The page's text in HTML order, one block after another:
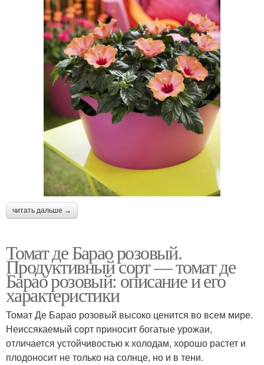
читать дальше →
Томат де Барао розовый.
Продуктивный сорт — томат де
Барао розовый: описание и его
характеристики
Томат Де Барао розовый высоко ценится во всем мире.
Неиссякаемый сорт приносит богатые урожаи,
отличается устойчивостью к холодам, хорошо растет и
плодоносит не только на солнце, но и в тени.